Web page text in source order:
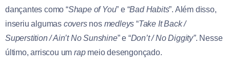
dançantes como “Shape of You” e “Bad Habits”. Além disso,
inseriu algumas coversnos medleys “Take It Back /
Superstition / Ain’t No Sunshine” e “Don’t / No Diggity”. Nesse
último, arriscou umrapmeio desengonçado.